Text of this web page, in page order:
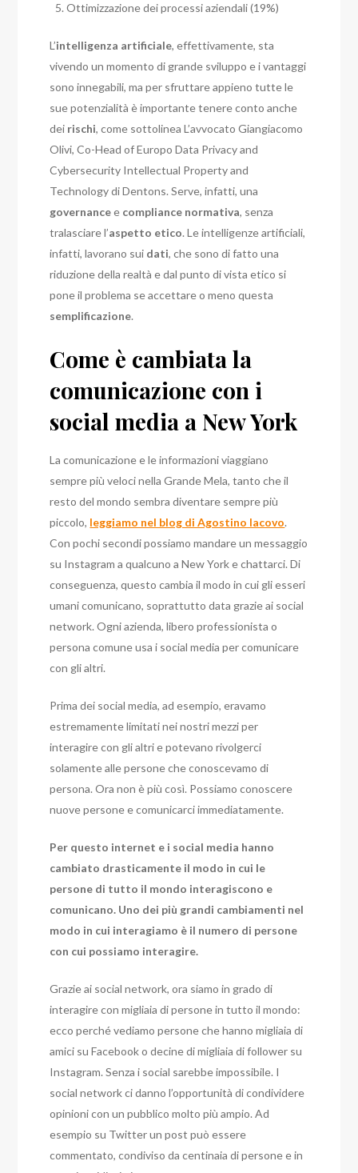
Ottimizzazione dei processi aziendali (19%)
L’intelligenza artificiale, effettivamente, sta
vivendo un momento di grande sviluppo e i vantaggi
sono innegabili, ma per sfruttare appieno tutte le
sue potenzialità è importante tenere conto anche
dei rischi, come sottolinea L’avvocato Giangiacomo
Olivi, Co-Head of Europo Data Privacy and
Cybersecurity Intellectual Property and
Technology di Dentons. Serve, infatti, una
governancee compliance normativa, senza
tralasciare l’aspetto etico. Le intelligenze artificiali,
infatti, lavorano sui dati, che sono di fatto una
riduzione della realtà e dal punto di vista etico si
pone il problema se accettare o meno questa
semplificazione.
Come è cambiata la
comunicazione con i
social media a New York
La comunicazione e le informazioni viaggiano
sempre più veloci nella Grande Mela, tanto che il
resto del mondo sembra diventare sempre più
piccolo, leggiamo nel blog di Agostino Iacovo.
Con pochi secondi possiamo mandare un messaggio
su Instagram a qualcuno a New York e chattarci. Di
conseguenza, questo cambia il modo in cui gli esseri
umani comunicano, soprattutto data grazie ai social
network. Ogni azienda, libero professionista o
persona comune usa i social media per comunicare
con gli altri.
Prima dei social media, ad esempio, eravamo
estremamente limitati nei nostri mezzi per
interagire con gli altri e potevano rivolgerci
solamente alle persone che conoscevamo di
persona. Ora non è più così. Possiamo conoscere
nuove persone e comunicarci immediatamente.
Per questo internet e i social media hanno
cambiato drasticamente il modo in cui le
persone di tutto il mondo interagiscono e
comunicano. Uno dei più grandi cambiamenti nel
modo in cui interagiamo è il numero di persone
con cui possiamo interagire.
Grazie ai social network, ora siamo in grado di
interagire con migliaia di persone in tutto il mondo:
ecco perché vediamo persone che hanno migliaia di
amici su Facebook o decine di migliaia di follower su
Instagram. Senza i social sarebbe impossibile. I
social network ci danno l’opportunità di condividere
opinioni con un pubblico molto più ampio. Ad
esempio su Twitter un post può essere
commentato, condiviso da centinaia di persone e in